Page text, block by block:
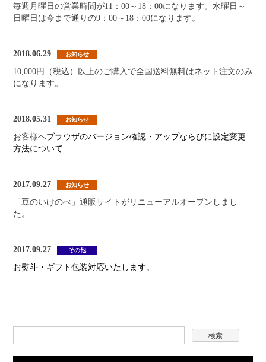
毎週月曜日の営業時間が11：00～18：00になります。水曜日～
日曜日は今まで通りの9：00～18：00になります。
2018.06.29 お知らせ
10,000円（税込）以上のご購入で全国送料無料はネット注文のみ
になります。
2018.05.31 お知らせ
お客様へブラウザのバージョン確認・アップならびに設定変更
方法について
2017.09.27 お知らせ
「豆のいけのべ」通販サイトがリニューアルオープンしまし
た。
2017.09.27 その他
お熨斗・ギフト包装対応いたします。
検索